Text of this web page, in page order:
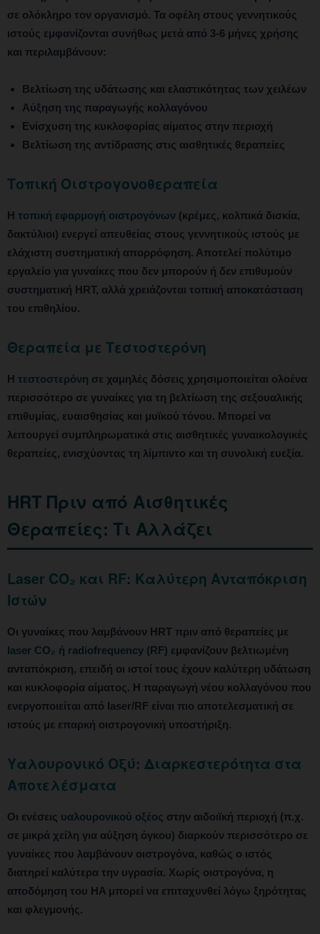
σε ολόκληρο τον οργανισμό. Τα οφέλη στους γεννητικούς
ιστούς εμφανίζονται συνήθως μετά από 3-6 μήνες χρήσης
και περιλαμβάνουν:
Βελτίωση της υδάτωσης και ελαστικότητας των χειλέων
Αύξηση της παραγωγής κολλαγόνου
Ενίσχυση της κυκλοφορίας αίματος στην περιοχή
Βελτίωση της αντίδρασης στις αισθητικές θεραπείες
Τοπική Οιστρογονοθεραπεία
Η τοπική εφαρμογή οιστρογόνων (κρέμες, κολπικά δισκία,
δακτύλιοι) ενεργεί απευθείας στους γεννητικούς ιστούς με
ελάχιστη συστηματική απορρόφηση. Αποτελεί πολύτιμο
εργαλείο για γυναίκες που δεν μπορούν ή δεν επιθυμούν
συστηματική HRT, αλλά χρειάζονται τοπική αποκατάσταση
του επιθηλίου.
Θεραπεία με Τεστοστερόνη
Η τεστοστερόνη σε χαμηλές δόσεις χρησιμοποιείται ολοένα
περισσότερο σε γυναίκες για τη βελτίωση της σεξουαλικής
επιθυμίας, ευαισθησίας και μυϊκού τόνου. Μπορεί να
λειτουργεί συμπληρωματικά στις αισθητικές γυναικολογικές
θεραπείες, ενισχύοντας τη λίμπιντο και τη συνολική ευεξία.
HRT Πριν από Αισθητικές
Θεραπείες: Τι Αλλάζει
Laser CO₂ και RF: Καλύτερη Ανταπόκριση
Ιστών
Οι γυναίκες που λαμβάνουν HRT πριν από θεραπείες με
laser CO₂ ή radiofrequency (RF) εμφανίζουν βελτιωμένη
ανταπόκριση, επειδή οι ιστοί τους έχουν καλύτερη υδάτωση
και κυκλοφορία αίματος. Η παραγωγή νέου κολλαγόνου που
ενεργοποιείται από laser/RF είναι πιο αποτελεσματική σε
ιστούς με επαρκή οιστρογονική υποστήριξη.
Υαλουρονικό Οξύ: Διαρκεστερότητα στα
Αποτελέσματα
Οι ενέσεις υαλουρονικού οξέος στην αιδοιϊκή περιοχή (π.χ.
σε μικρά χείλη για αύξηση όγκου) διαρκούν περισσότερο σε
γυναίκες που λαμβάνουν οιστρογόνα, καθώς ο ιστός
διατηρεί καλύτερα την υγρασία. Χωρίς οιστρογόνα, η
αποδόμηση του HA μπορεί να επιταχυνθεί λόγω ξηρότητας
και φλεγμονής.